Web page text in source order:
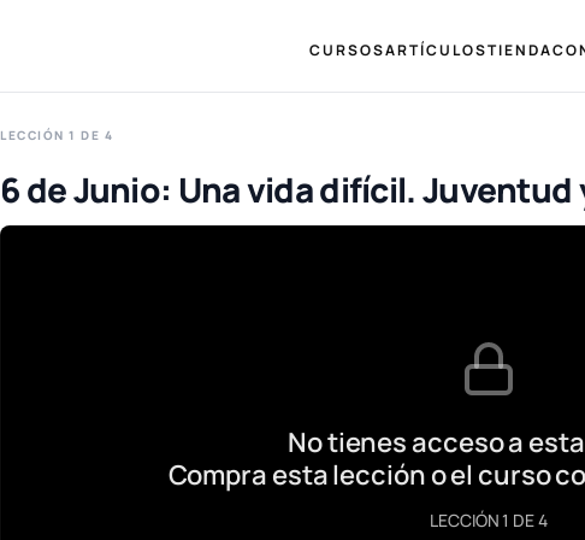
CURSOSARTÍCULOSTIENDA
LECCIÓN 1 DE 4
6 de Junio: Una vida difícil.
No tienes acceso a
Compra esta lección o el curso
LECCIÓN 1 DE 4